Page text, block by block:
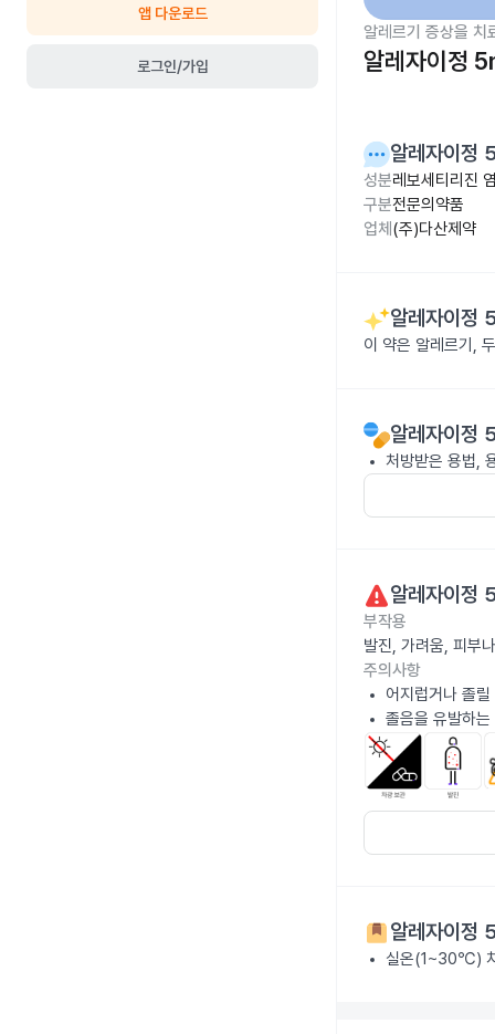
앱 다운로드
로그인/가입
알레르기 증상을 치
알레자이정
알레자이정
성분레보세티리진
구분전문의약품
업체 (주)다산제약
알레자이정
이 약은 알레르기,
알레자이정
처방받은 용법,
알레자이정
부작용
발진, 가려움, 피부
주의사항
어지럽거나 졸
졸음을 유발하
알레자이정
실온(1~30℃)